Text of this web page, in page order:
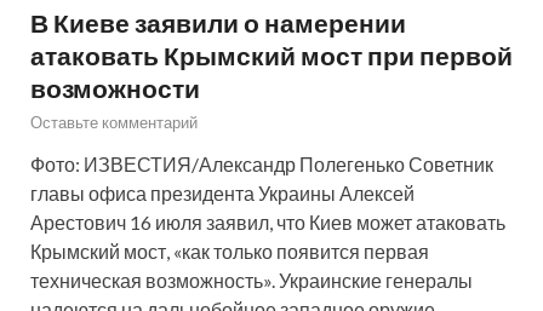
В Киеве заявили о намерении
атаковать Крымский мост при первой
возможности
Оставьте комментарий
Фото: ИЗВЕСТИЯ/Александр Полегенько Советник
главы офиса президента Украины Алексей
Арестович 16 июля заявил, что Киев может атаковать
Крымский мост, «как только появится первая
техническая возможность». Украинские генералы